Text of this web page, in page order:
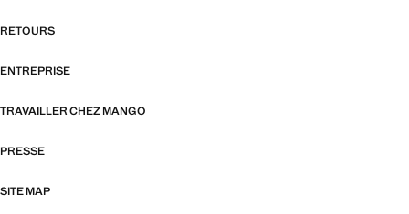
RETOURS
ENTREPRISE
TRAVAILLER CHEZ MANGO
PRESSE
SITE MAP